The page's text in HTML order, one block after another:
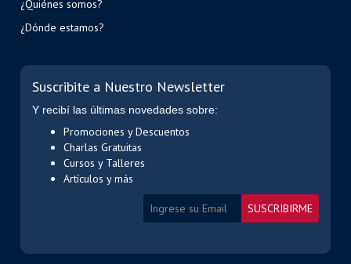
¿Quiénes somos?
¿Dónde estamos?
Suscribite a Nuestro Newsletter
Y recibí las últimas novedades sobre:
Promociones y Descuentos
Charlas Gratuitas
Cursos y Talleres
Artículos y más